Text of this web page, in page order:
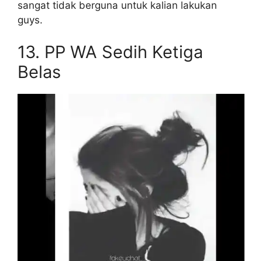
sangat tidak berguna untuk kalian lakukan
guys.
13. PP WA Sedih Ketiga
Belas